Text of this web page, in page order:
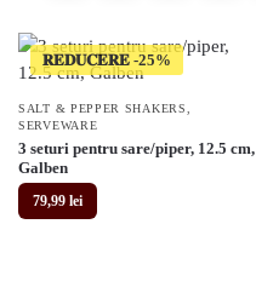
𝐑𝐄𝐃𝐔𝐂𝐄𝐑𝐄
SALT & PEPPER SHAKERS
SERVEWARE
3 seturi pentru sare/piper, 12.5 cm,
Galben
79,99 lei